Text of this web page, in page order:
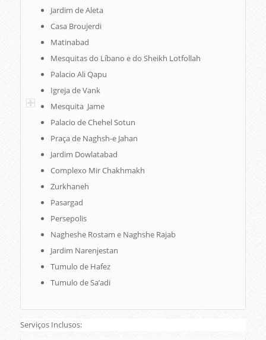
Jardim de Aleta
Casa Broujerdi
Matinabad
Mesquitas do Líbano e do Sheikh Lotfollah
Palacio Ali Qapu
Igreja de Vank
Mesquita Jame
Palacio de Chehel Sotun
Praça de Naghsh-e Jahan
Jardim Dowlatabad
Complexo Mir Chakhmakh
Zurkhaneh
Pasargad
Persepolis
Nagheshe Rostam e Naghshe Rajab
Jardim Narenjestan
Tumulo de Hafez
Tumulo de Sa’adi
Serviços Inclusos: